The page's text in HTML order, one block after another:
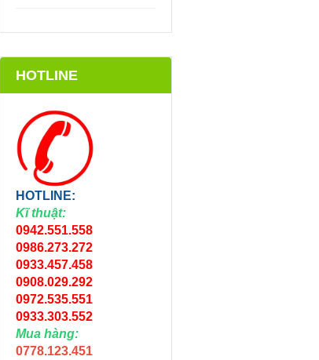
HOTLINE
HOTLINE:
Kĩ thuật:
0942.551.558
0986.273.272
0933.457.458
0908.029.292
0972.535.551
0933.303.552
Mua hàng:
0778.123.451